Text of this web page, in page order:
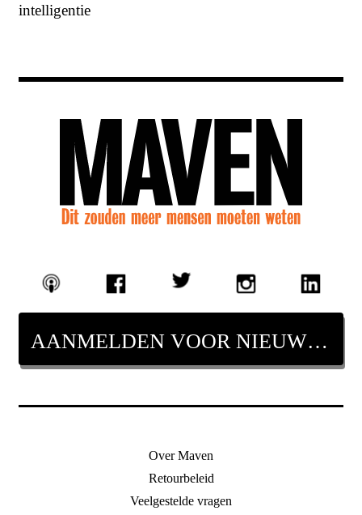
intelligentie
AANMELDEN VOOR NIEUWSBRIEF
Over Maven
Retourbeleid
Veelgestelde vragen